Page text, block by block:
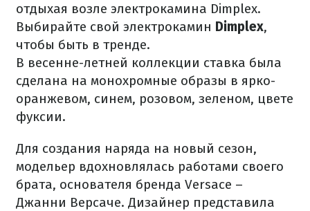
отдыхая возле электрокамина Dimplex.
Выбирайте свой электрокамин Dimplex,
чтобы быть в тренде.
В весенне-летней коллекции ставка была
сделана на монохромные образы в ярко-
оранжевом, синем, розовом, зеленом, цвете
фуксии.
Для создания наряда на новый сезон,
модельер вдохновлялась работами своего
брата, основателя бренда Versace –
Джанни Версаче. Дизайнер представила